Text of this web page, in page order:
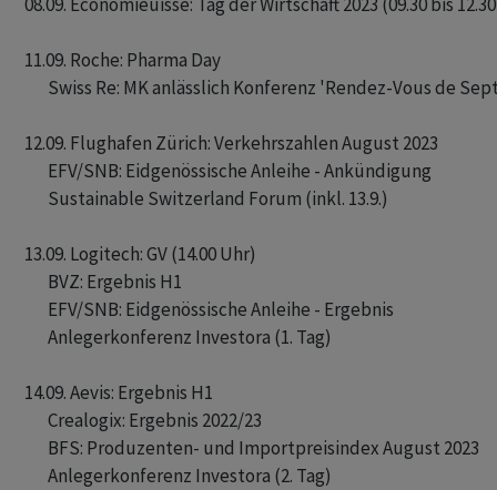
11.09. Roche: Pharma Day
Swiss Re: MK anlässlich Konferenz 'Rendez-Vous de
12.09. Flughafen Zürich: Verkehrszahlen August 2023
       EFV/SNB: Eidgenössische Anleihe - Ankündigung
       Sustainable Switzerland Forum (inkl. 13.9.)
13.09. Logitech: GV (14.00 Uhr)
       BVZ: Ergebnis H1
       EFV/SNB: Eidgenössische Anleihe - Ergebnis
       Anlegerkonferenz Investora (1. Tag)
14.09. Aevis: Ergebnis H1
       Crealogix: Ergebnis 2022/23
       BFS: Produzenten- und Importpreisindex August 2023
       Anlegerkonferenz Investora (2. Tag)